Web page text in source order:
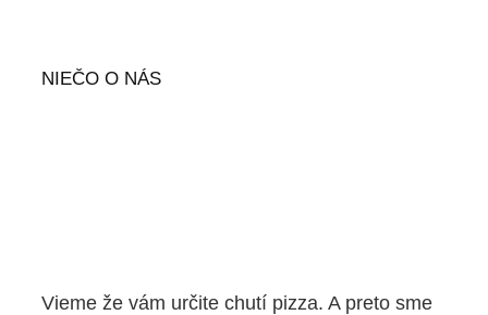
NIEČO O NÁS
Vieme že vám určite chutí pizza. A preto sme